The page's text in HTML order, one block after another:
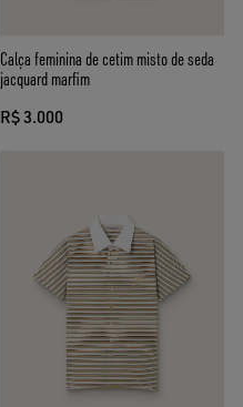
Calça feminina de cetim misto de seda
jacquard marfim
R$ 3.000